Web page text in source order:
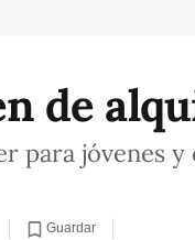
de
para jóvenes
Guardar